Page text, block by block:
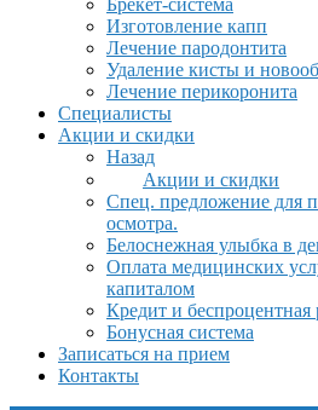
Брекет-система
Изготовление капп
Лечение пародонтита
Удаление кисты и
Лечение перикоронита
Специалисты
Акции и скидки
Назад
Акции и скидки
Спец. предложение для
осмотра.
Белоснежная улыбка в
Оплата медицинских
капиталом
Кредит и беспроцентная
Бонусная система
Записаться на прием
Контакты